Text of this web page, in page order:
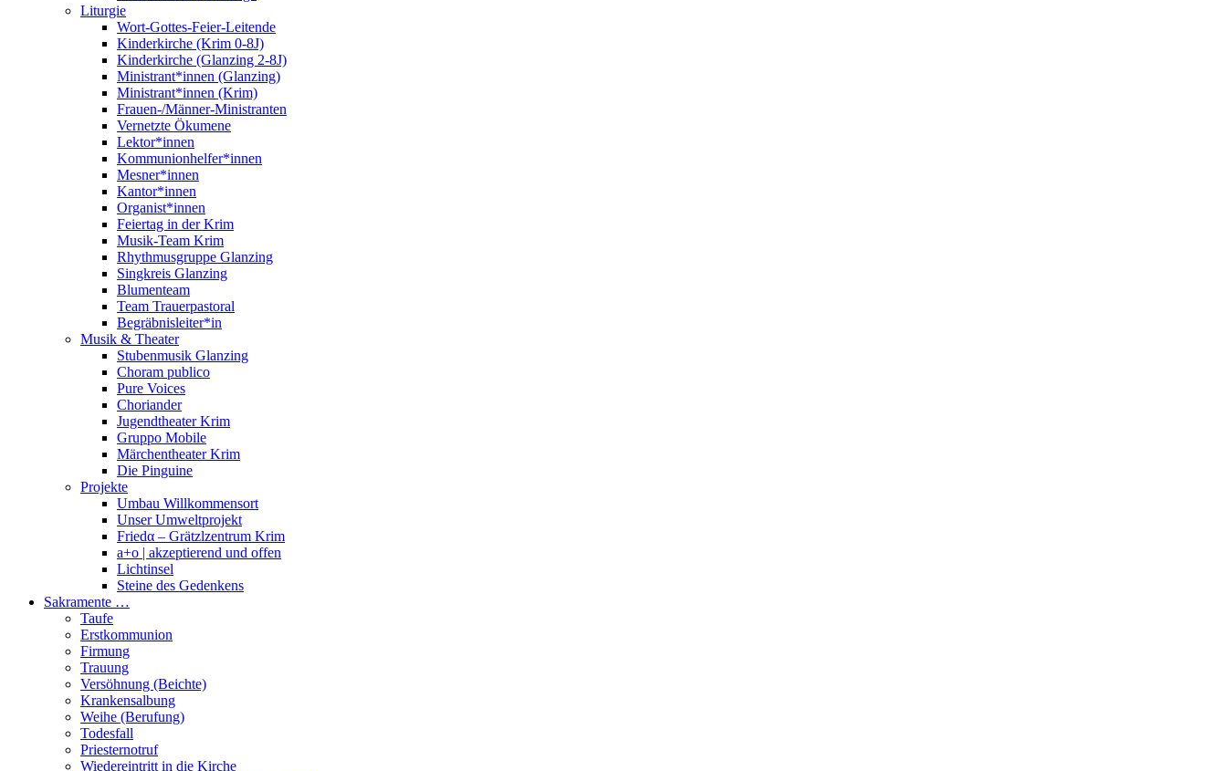
Liturgie
Wort-Gottes-Feier-Leitende
Kinderkirche (Krim 0-8J)
Kinderkirche (Glanzing 2-8J)
Ministrant*innen (Glanzing)
Ministrant*innen (Krim)
Frauen-/Männer-Ministranten
Vernetzte Ökumene
Lektor*innen
Kommunionhelfer*innen
Mesner*innen
Kantor*innen
Organist*innen
Feiertag in der Krim
Musik-Team Krim
Rhythmusgruppe Glanzing
Singkreis Glanzing
Blumenteam
Team Trauerpastoral
Begräbnisleiter*in
Musik & Theater
Stubenmusik Glanzing
Choram publico
Pure Voices
Choriander
Jugendtheater Krim
Gruppo Mobile
Märchentheater Krim
Die Pinguine
Projekte
Umbau Willkommensort
Unser Umweltprojekt
Friedα – Grätzlzentrum Krim
a+o | akzeptierend und offen
Lichtinsel
Steine des Gedenkens
Sakramente …
Taufe
Erstkommunion
Firmung
Trauung
Versöhnung (Beichte)
Krankensalbung
Weihe (Berufung)
Todesfall
Priesternotruf
Wiedereintritt in die Kirche